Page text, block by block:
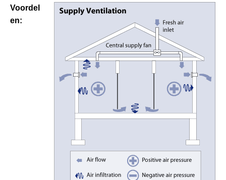
Voordel
en: